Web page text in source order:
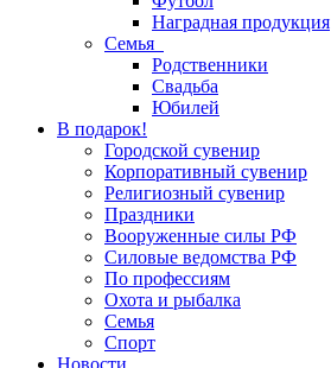
Наградная продукция
Семья
Родственники
Свадьба
Юбилей
В подарок!
Городской сувенир
Корпоративный сувенир
Религиозный сувенир
Праздники
Вооруженные силы РФ
Силовые ведомства РФ
По профессиям
Охота и рыбалка
Семья
Спорт
Новости